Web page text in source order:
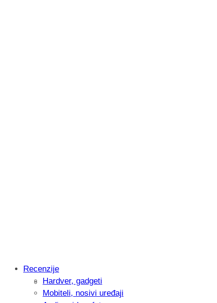
Intervju: Goran Jović, fotograf -
Recenzije
Hardver, gadgeti
Mobiteli, nosivi uređaji